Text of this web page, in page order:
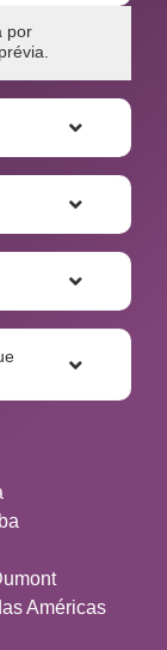
por
Américas